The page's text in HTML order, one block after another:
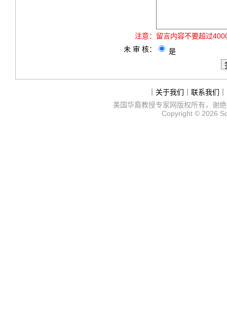
注意： 留言内容不要超过
未 审 核：
是
关于我们 联系我们
美国华裔教授专家网版权所有，谢
Copyright © 2026